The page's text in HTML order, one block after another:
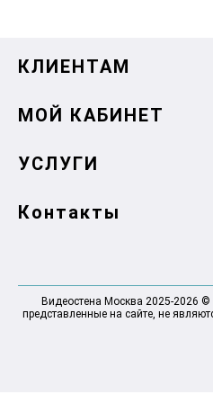
КЛИЕНТАМ
МОЙ КАБИНЕТ
УСЛУГИ
Контакты
Видеостена Москва 2025-2026
представленные на сайте, не